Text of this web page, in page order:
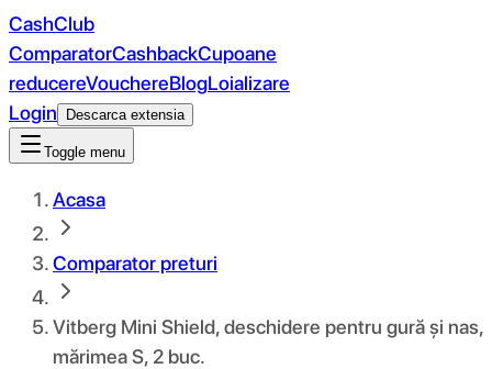
CashClub
ComparatorCashbackCupoane
reducereVouchereBlogLoializare
Login
Descarca extensia
Toggle menu
Acasa
Comparator preturi
Vitberg Mini Shield, deschidere pentru gură și nas,
mărimea S, 2 buc.